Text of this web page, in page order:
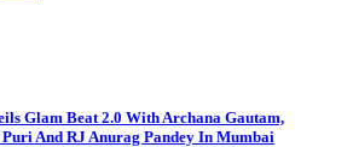
Glam Beat 2.0 With Archana Gautam,
And RJ Anurag Pandey In Mumbai